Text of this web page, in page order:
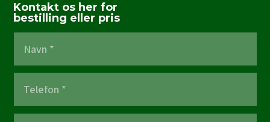
Kontakt os her for
bestilling eller pris